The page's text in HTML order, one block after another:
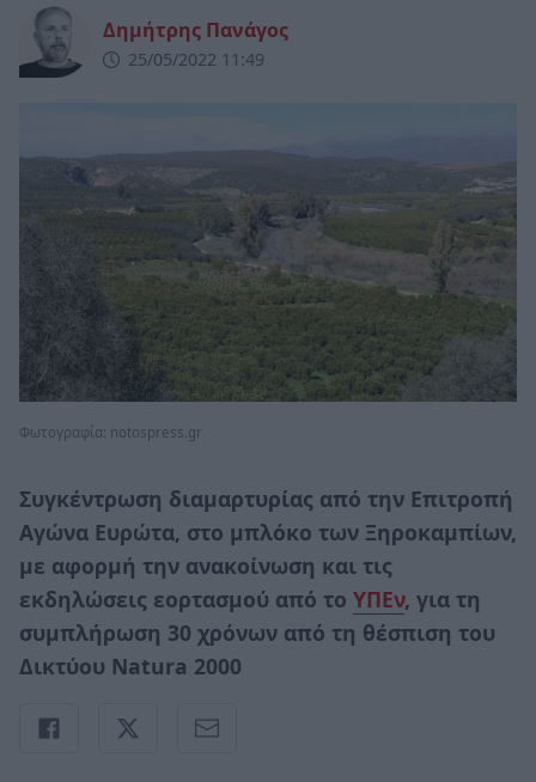
Δημήτρης Πανάγος
25/05/2022 11:49
Φωτογραφία: notospress.gr
Συγκέντρωση διαμαρτυρίας από την Επιτροπή
Αγώνα Ευρώτα, στο μπλόκο των Ξηροκαμπίων,
με αφορμή την ανακοίνωση και τις
εκδηλώσεις εορτασμού από το ΥΠΕν, για τη
συμπλήρωση 30 χρόνων από τη θέσπιση του
Δικτύου Natura 2000